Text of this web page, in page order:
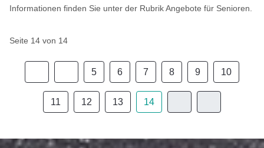
Informationen finden Sie unter der RubrikAngebote für Senioren.
Seite 14 von 14
5 6 7 8 9 10
11 12 13 14